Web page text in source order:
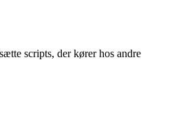
scripts, der kører hos andre